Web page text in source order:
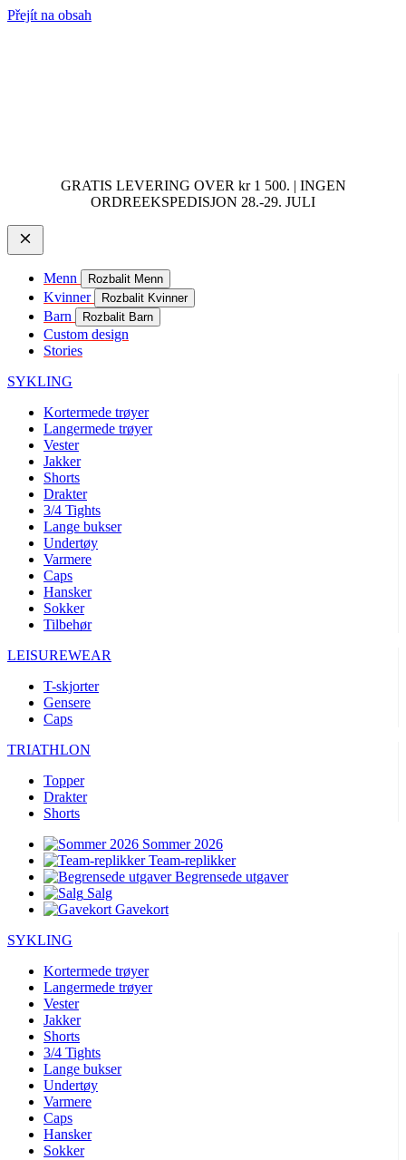
Přejít na obsah
GRATIS LEVERING OVER kr 1 500. | INGEN
ORDREEKSPEDISJON 28.-29. JULI
Menn Rozbalit Menn
Kvinner Rozbalit Kvinner
Barn Rozbalit Barn
Custom design
Stories
SYKLING
Kortermede trøyer
Langermede trøyer
Vester
Jakker
Shorts
Drakter
3/4 Tights
Lange bukser
Undertøy
Varmere
Caps
Hansker
Sokker
Tilbehør
LEISUREWEAR
T-skjorter
Gensere
Caps
TRIATHLON
Topper
Drakter
Shorts
Sommer 2026
Team-replikker
Begrensede utgaver
Salg
Gavekort
SYKLING
Kortermede trøyer
Langermede trøyer
Vester
Jakker
Shorts
3/4 Tights
Lange bukser
Undertøy
Varmere
Caps
Hansker
Sokker